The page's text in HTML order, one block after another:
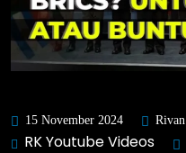
15 November 2024
RK Youtube Videos